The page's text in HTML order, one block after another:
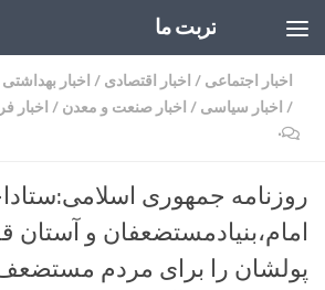
تربت ما
اخبار اجتماعی / اخبار اقتصادی / اخبار
/ اخبار سیاسی / اخبار صنعت و معدن / اخبار
۰
روزنامه جمهوری
امام،بنیادمستضعفان و آستان
پولشان را برای مردم مستضعف